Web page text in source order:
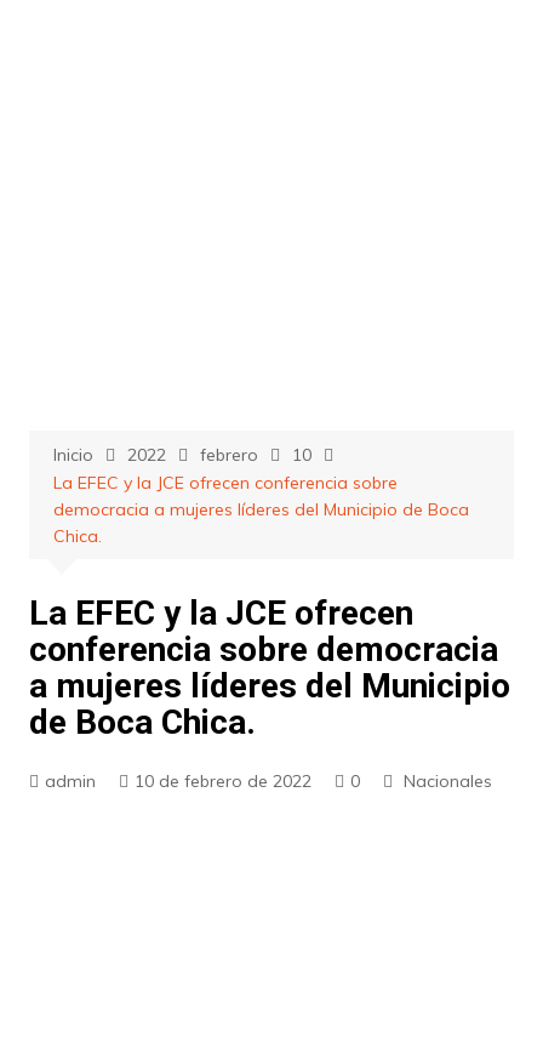
Inicio 2022 febrero
10
La EFEC y la JCE ofrecen conferencia sobre
democracia a mujeres líderes del Municipio de Boca
Chica.
La EFEC y la JCE ofrecen
conferencia sobre democracia
a mujeres líderes del Municipio
de Boca Chica.
admin 10 de febrero de 2022 0 Nacionales